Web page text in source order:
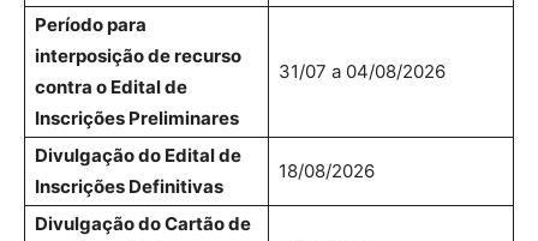
Período para
interposição de recurso
contra o Edital de
Inscrições Preliminares
31/07 a 04/08/2026
Divulgação do Edital de
Inscrições Definitivas
18/08/2026
Divulgação do Cartão de